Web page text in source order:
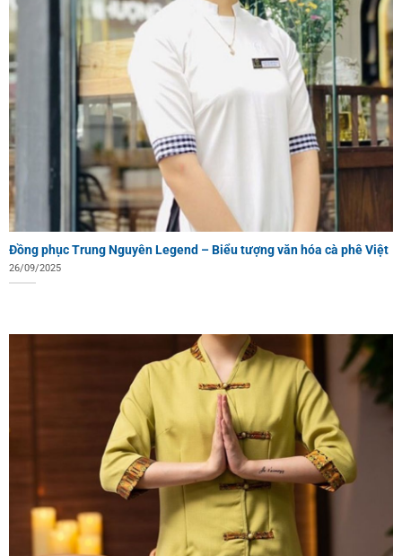
Đồng phục Trung Nguyên Legend – Biểu tượng văn hóa cà phê Việt
26/09/2025